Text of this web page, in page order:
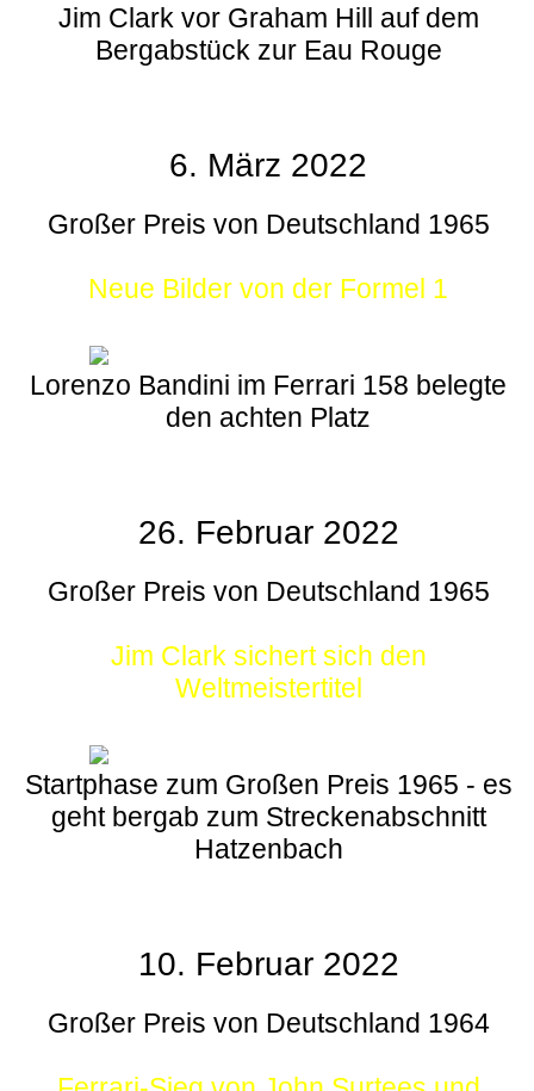
Jim Clark vor Graham Hill auf dem
Bergabstück zur Eau Rouge
6. März 2022
Großer Preis von Deutschland 1965
Neue Bilder von der Formel 1
Lorenzo Bandini im Ferrari 158 belegte
den achten Platz
26. Februar 2022
Großer Preis von Deutschland 1965
Jim Clark sichert sich den
Weltmeistertitel
Startphase zum Großen Preis 1965 - es
geht bergab zum Streckenabschnitt
Hatzenbach
10. Februar 2022
Großer Preis von Deutschland 1964